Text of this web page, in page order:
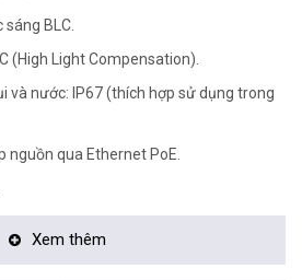
BLC.
(High Light Compensation).
và nước: IP67 (thích hợp sử dụng trong
nguồn qua Ethernet PoE.
Xem thêm